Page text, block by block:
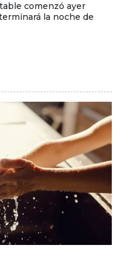
comenzó ayer
la noche de